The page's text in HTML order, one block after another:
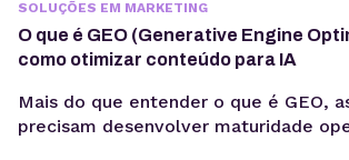
SOLUÇÕES EM MARKETING
O que é GEO (Generative Engine
como otimizar conteúdo para IA
Mais do que entender o que é GEO,
precisam desenvolver maturidade